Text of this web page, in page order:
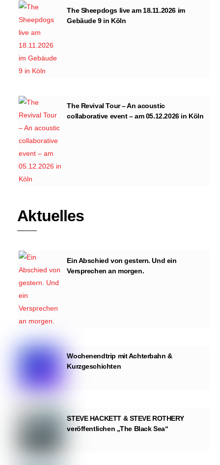
The Sheepdogs live am 18.11.2026 im
Gebäude 9 in Köln
The Revival Tour – An acoustic
collaborative event – am 05.12.2026 in Köln
Aktuelles
Ein Abschied von gestern. Und ein
Versprechen an morgen.
Wochenendtrip mit Achterbahn &
Kurzgeschichten
STEVE HACKETT & STEVE ROTHERY
veröffentlichen „The Black Sea“